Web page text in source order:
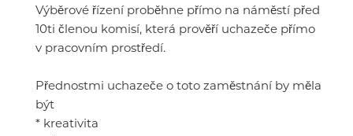
Výběrové řízení proběhne přímo na náměstí před
10ti členou komisí, která prověří uchazeče přímo
v pracovním prostředí.
Přednostmi uchazeče o toto zaměstnání by měla
být
* kreativita